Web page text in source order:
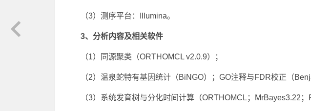
（3）测序平台：Illumina。
3、分析内容及相关软件
（1）同源聚类（ORTHOMCL v2.0.9）；
（2）温泉蛇特有基因统计（BiNGO）；GO注释与FDR校正（
（3）系统发育树与分化时间计算（ORTHOMCL；MrBayes3.22；